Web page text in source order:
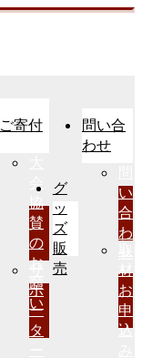
ご寄付
協
賛
の
お
願
い
ポ
ー
タ
グ
ッ
ズ
販
売
問い合
わせ
い
合
わ
材
お
申
込